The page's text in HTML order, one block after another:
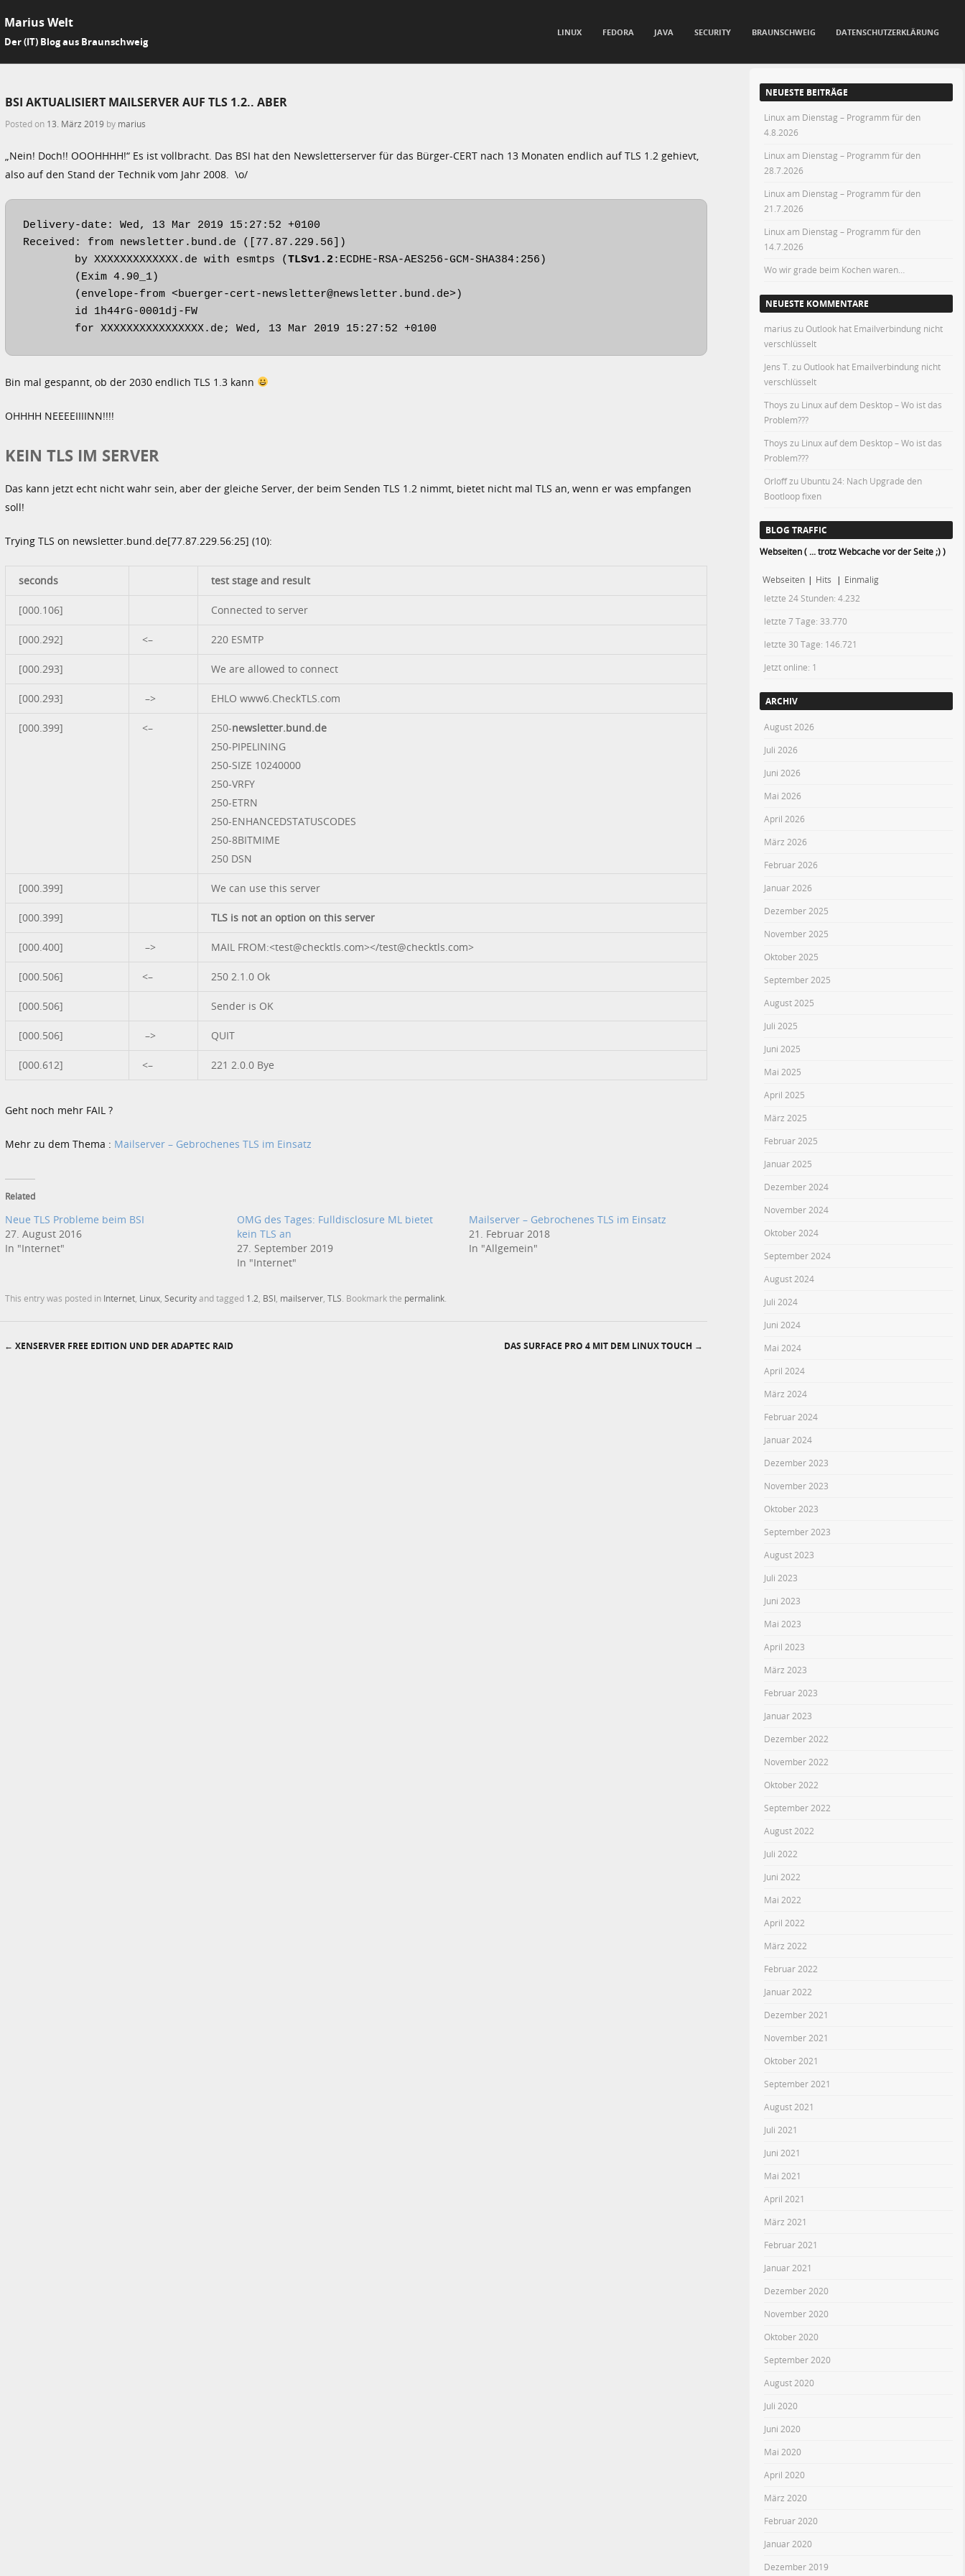
Marius Welt
Der (IT) Blog aus Braunschweig
LINUX FEDORA JAVA SECURITY BRAUNSCHWEIG DATENSCHUTZERKLÄRUNG
BSI AKTUALISIERT MAILSERVER AUF TLS 1.2.. ABER
Posted on 13. März 2019 by marius
„Nein! Doch!! OOOHHHH!“ Es ist vollbracht. Das BSI hat den Newsletterserver für das Bürger-CERT nach 13 Monaten endlich auf TLS 1.2 gehievt,
also auf den Stand der Technik vom Jahr 2008. \o/
Delivery-date: Wed, 13 Mar 2019 15:27:52 +0100
Received: from newsletter.bund.de ([77.87.229.56])
	by XXXXXXXXXXXXX.de with esmtps (
TLSv1.2:ECDHE-RSA-AES256-GCM-SHA384:256)
	for XXXXXXXXXXXXXXXX.de; Wed, 13 Mar 2019 15:27:52 +0100
Bin mal gespannt, ob der 2030 endlich TLS 1.3 kann
OHHHH NEEEEIIIINN!!!!
KEIN TLS IM SERVER
Das kann jetzt echt nicht wahr sein, aber der gleiche Server, der beim Senden TLS 1.2 nimmt, bietet nicht mal TLS an, wenn er was empfangen
soll!
Trying TLS on newsletter.bund.de[77.87.229.56:25] (10):
seconds test stage and result
[000.106] Connected to server
[000.292] <– 220 ESMTP
[000.293] We are allowed to connect
[000.293] –> EHLO www6.CheckTLS.com
[000.399] <– 250-newsletter.bund.de
250-PIPELINING
250-SIZE 10240000
250-VRFY
250-ETRN
250-ENHANCEDSTATUSCODES
250-8BITMIME
250 DSN
[000.399] We can use this server
[000.399] TLS is not an option on this server
[000.400] –> MAIL FROM:<test@checktls.com></test@checktls.com>
[000.506] <– 250 2.1.0 Ok
[000.506] Sender is OK
[000.506] –> QUIT
[000.612] <– 221 2.0.0 Bye
Geht noch mehr FAIL ?
Mehr zu dem Thema : Mailserver – Gebrochenes TLS im Einsatz
Related
Neue TLS Probleme beim BSI
27. August 2016
In "Internet"
OMG des Tages: Fulldisclosure ML bietet
kein TLS an
27. September 2019
In "Internet"
Mailserver – Gebrochenes TLS im Einsatz
21. Februar 2018
In "Allgemein"
This entry was posted in Internet Linux Securityand tagged 1.2 BSI mailserver TLS . Bookmark the permalink
← XENSERVER FREE EDITION UND DER ADAPTEC RAID DAS SURFACE PRO 4 MIT DEM LINUX TOUCH →
NEUESTE BEITRÄGE
Linux am Dienstag – Programm für den
4.8.2026
Linux am Dienstag – Programm für den
28.7.2026
Linux am Dienstag – Programm für den
21.7.2026
Linux am Dienstag – Programm für den
14.7.2026
Wo wir grade beim Kochen waren…
NEUESTE KOMMENTARE
marius zuOutlook hat Emailverbindung nicht
verschlüsselt
Jens T. zuOutlook hat Emailverbindung nicht
verschlüsselt
Thoys zu Linux auf dem Desktop – Wo ist das
Problem???
Thoys zu Linux auf dem Desktop – Wo ist das
Problem???
Orloffzu Ubuntu 24: Nach Upgrade den
Bootloop fixen
BLOG TRAFFIC
Webseiten ( ... trotz Webcache vor der Seite ;) )
Webseiten | Hits | Einmalig
letzte 24 Stunden:4.232
letzte 7 Tage: 33.770
letzte 30 Tage: 146.721
Jetzt online: 1
ARCHIV
August 2026
Juli 2026
Juni 2026
Mai 2026
April 2026
März 2026
Februar 2026
Januar 2026
Dezember 2025
November 2025
Oktober 2025
September 2025
August 2025
Juli 2025
Juni 2025
Mai 2025
April 2025
März 2025
Februar 2025
Januar 2025
Dezember 2024
November 2024
Oktober 2024
September 2024
August 2024
Juli 2024
Juni 2024
Mai 2024
April 2024
März 2024
Februar 2024
Januar 2024
Dezember 2023
November 2023
Oktober 2023
September 2023
August 2023
Juli 2023
Juni 2023
Mai 2023
April 2023
März 2023
Februar 2023
Januar 2023
Dezember 2022
November 2022
Oktober 2022
September 2022
August 2022
Juli 2022
Juni 2022
Mai 2022
April 2022
März 2022
Februar 2022
Januar 2022
Dezember 2021
November 2021
Oktober 2021
September 2021
August 2021
Juli 2021
Juni 2021
Mai 2021
April 2021
März 2021
Februar 2021
Januar 2021
Dezember 2020
November 2020
Oktober 2020
September 2020
August 2020
Juli 2020
Juni 2020
Mai 2020
April 2020
März 2020
Februar 2020
Januar 2020
Dezember 2019